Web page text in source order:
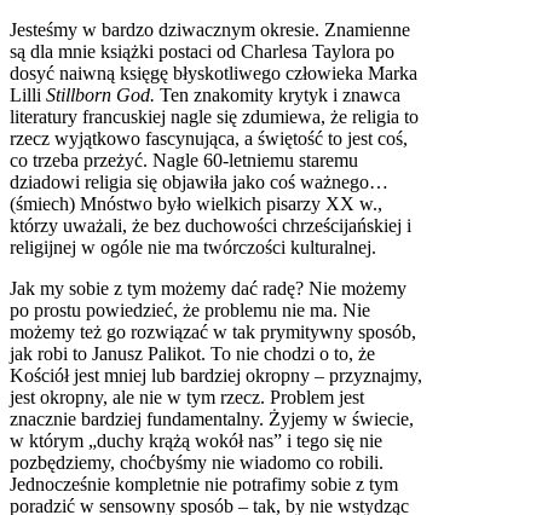
Jesteśmy w bardzo dziwacznym okresie. Znamienne
są dla mnie książki postaci od Charlesa Taylora po
dosyć naiwną księgę błyskotliwego człowieka Marka
Lilli Stillborn God. Ten znakomity krytyk i znawca
literatury francuskiej nagle się zdumiewa, że religia to
rzecz wyjątkowo fascynująca, a świętość to jest coś,
co trzeba przeżyć. Nagle 60-letniemu staremu
dziadowi religia się objawiła jako coś ważnego…
(śmiech) Mnóstwo było wielkich pisarzy XX w.,
którzy uważali, że bez duchowości chrześcijańskiej i
religijnej w ogóle nie ma twórczości kulturalnej.
Jak my sobie z tym możemy dać radę? Nie możemy
po prostu powiedzieć, że problemu nie ma. Nie
możemy też go rozwiązać w tak prymitywny sposób,
jak robi to Janusz Palikot. To nie chodzi o to, że
Kościół jest mniej lub bardziej okropny – przyznajmy,
jest okropny, ale nie w tym rzecz. Problem jest
znacznie bardziej fundamentalny. Żyjemy w świecie,
w którym „duchy krążą wokół nas” i tego się nie
pozbędziemy, choćbyśmy nie wiadomo co robili.
Jednocześnie kompletnie nie potrafimy sobie z tym
poradzić w sensowny sposób – tak, by nie wstydząc